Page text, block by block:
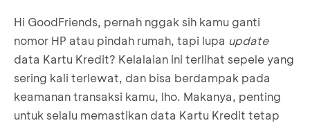
Hi GoodFriends, pernah nggak sih kamu ganti
nomor HP atau pindah rumah, tapi lupa update
data Kartu Kredit? Kelalaian ini terlihat sepele yang
sering kali terlewat, dan bisa berdampak pada
keamanan transaksi kamu, lho. Makanya, penting
untuk selalu memastikan data Kartu Kredit tetap